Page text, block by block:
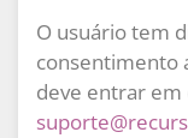
O usuário tem
consentimento
deve entrar em